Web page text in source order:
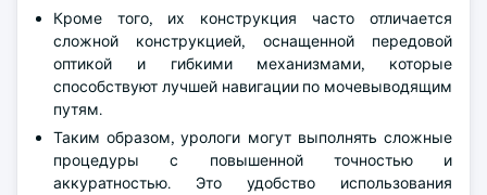
Кроме того, их конструкция часто отличается
сложной конструкцией, оснащенной передовой
оптикой и гибкими механизмами, которые
способствуют лучшей навигации по мочевыводящим
путям.
Таким образом, урологи могут выполнять сложные
процедуры с повышенной точностью и
аккуратностью. Это удобство использования